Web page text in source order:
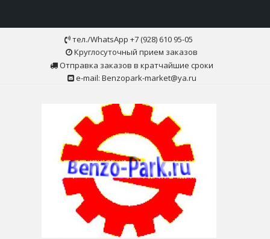
тел./WhatsApp +7 (928) 610 95-05
Круглосуточный прием заказов
Отправка заказов в кратчайшие сроки
e-mail: Benzopark-market@ya.ru